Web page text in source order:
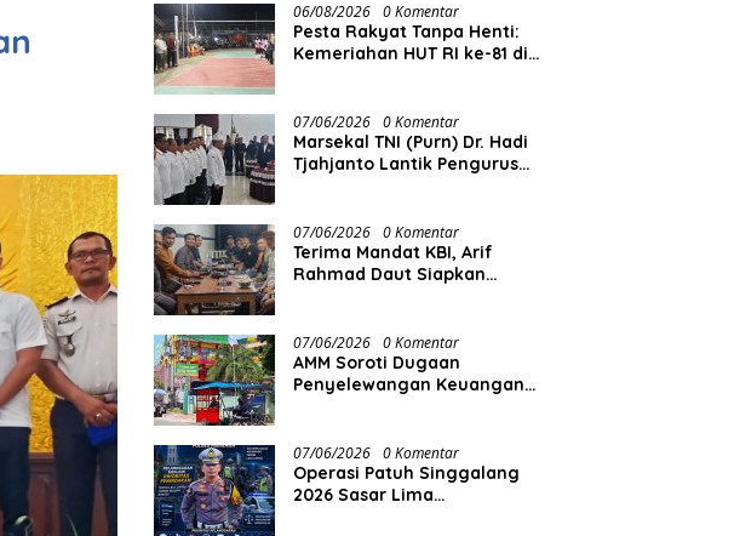
06/08/2026 0 Komentar
Pesta Rakyat Tanpa Henti:
Kemeriahan HUT RI ke-81 di
07/06/2026 0 Komentar
Marsekal TNI (Purn) Dr. Hadi
Tjahjanto Lantik Pengurus
07/06/2026 0 Komentar
Terima Mandat KBI, Arif
Rahmad Daut Siapkan
07/06/2026 0 Komentar
AMM Soroti Dugaan
Penyelewangan Keuangan
07/06/2026 0 Komentar
Operasi Patuh Singgalang
2026 Sasar Lima